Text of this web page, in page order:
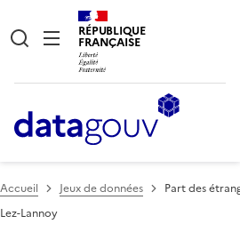
RÉPUBLIQUE
FRANÇAISE
Accueil Jeux de données
Part des
Lez-Lannoy